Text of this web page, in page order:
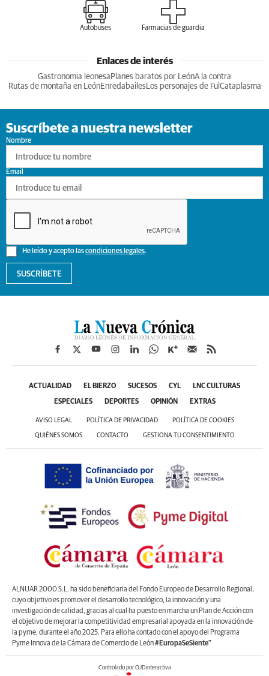
Autobuses Farmacias de guardia
Enlaces de interés
Gastronomia leonesa Planes baratos por LeónA la contra
Rutas de montaña en LeónEnredabailesLos personajes de Ful Cataplasma
Suscríbete a nuestra newsletter
Nombre
He leído y acepto lascondiciones legales.
Email
SUSCRÍBETE
ACTUALIDAD EL BIERZO SUCESOS CYL LNC CULTURAS
ESPECIALES DEPORTES OPINIÓN EXTRAS
AVISO LEGAL POLÍTICA DE PRIVACIDAD POLÍTICA DE COOKIES
QUIÉNES SOMOS CONTACTO GESTIONA TU CONSENTIMIENTO
ALNUAR 2000 S.L. ha sido beneficiaria del Fondo Europeo de Desarrollo Regional,
cuyo objetivo es promover el desarrollo tecnológico, la innovación y una
investigación de calidad, gracias al cual ha puesto en marcha un Plan de Acción con
el objetivo de mejorar la competitividad empresarial apoyada en la innovación de
la pyme, durante el año 2025. Para ello ha contado con el apoyo del Programa
Pyme Innova de la Cámara de Comercio de León#EuropaSeSiente”
Controlado por OJDinteractiva